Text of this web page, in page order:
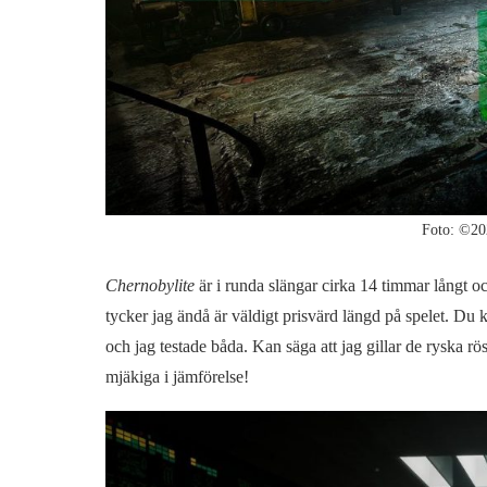
Foto:
Chernobyliteär i runda slängar cirka 14 timmar långt
tycker jag ändå är väldigt prisvärd längd på spelet. Du
och jag testade båda. Kan säga att jag gillar de ryska
mjäkiga i jämförelse!